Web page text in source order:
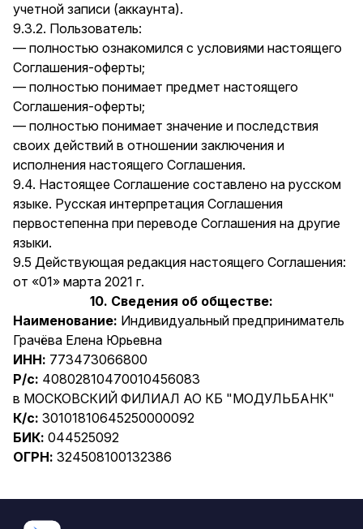
учетной записи (аккаунта).
9.3.2. Пользователь:
— полностью ознакомился с условиями настоящего
Соглашения-оферты;
— полностью понимает предмет настоящего
Соглашения-оферты;
— полностью понимает значение и последствия
своих действий в отношении заключения и
исполнения настоящего Соглашения.
9.4. Настоящее Соглашение составлено на русском
языке. Русская интерпретация Соглашения
первостепенна при переводе Соглашения на другие
языки.
9.5 Действующая редакция настоящего Соглашения:
от «01» марта 2021 г.
10. Cведения об обществе:
Наименование: Индивидуальный предприниматель
Грачёва Елена Юрьевна
ИНН: 773473066800
Р/c: 40802810470010456083
в МОСКОВСКИЙ ФИЛИАЛ АО КБ "МОДУЛЬБАНК"
К/c: 30101810645250000092
БИК: 044525092
ОГРН: 324508100132386